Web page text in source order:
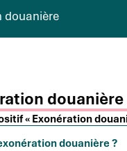
douanière
douanière
« Exonération
douanière ?